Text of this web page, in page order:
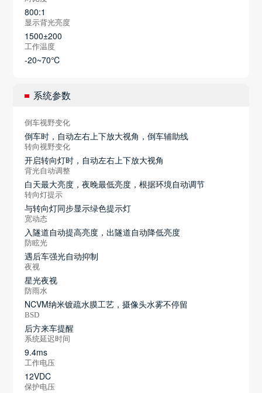
800:1
显示背光亮度
1500±200
工作温度
-20~70℃
系统参数
倒车视野变化
倒车时，自动左右上下放大视角，倒车辅助线
转向视野变化
开启转向灯时，自动左右上下放大视角
背光自动调整
白天最大亮度，夜晚最低亮度，根据环境自动调节
转向灯提示
与转向灯同步显示绿色提示灯
宽动态
入隧道自动提高亮度，出隧道自动降低亮度
防眩光
遇后车强光自动抑制
夜视
星光夜视
防雨水
NCVM纳米镀疏水膜工艺，摄像头水雾不停留
BSD
后方来车提醒
系统延迟时间
9.4ms
工作电压
12VDC
保护电压